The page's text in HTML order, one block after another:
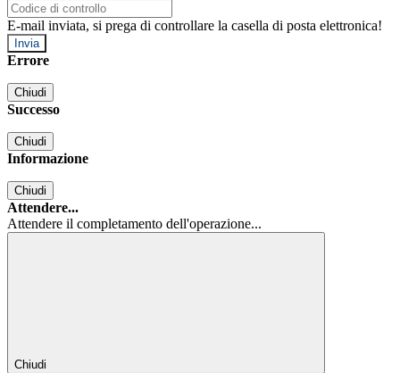
E-mail inviata, si prega di controllare la casella di posta elettronica!
Errore
Chiudi
Successo
Chiudi
Informazione
Chiudi
Attendere...
Attendere il completamento dell'operazione...
Chiudi